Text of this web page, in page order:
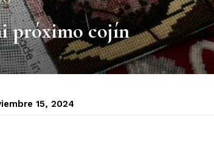
próximo cojín
15, 2024